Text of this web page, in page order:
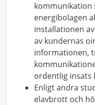
kommunikation
energibolagen
installationen
av kundernas
informationen,
ordentlig insats
Enligt andra
elavbrott och